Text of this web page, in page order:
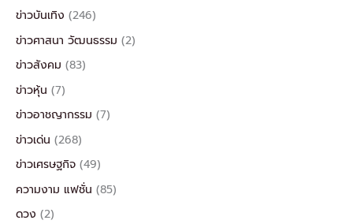
ข่าวบันเทิง (246)
ข่าวศาสนา วัฒนธรรม (2)
ข่าวสังคม (83)
ข่าวหุ้น (7)
ข่าวอาชญากรรม (7)
ข่าวเด่น (268)
ข่าวเศรษฐกิจ (49)
ความงาม แฟชั่น (85)
ดวง (2)